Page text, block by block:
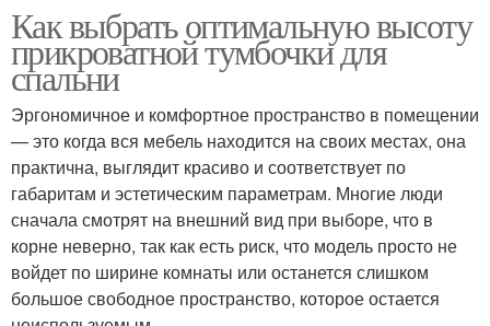
Как выбрать оптимальную высоту
прикроватной тумбочки для
спальни
Эргономичное и комфортное пространство в помещении
— это когда вся мебель находится на своих местах, она
практична, выглядит красиво и соответствует по
габаритам и эстетическим параметрам. Многие люди
сначала смотрят на внешний вид при выборе, что в
корне неверно, так как есть риск, что модель просто не
войдет по ширине комнаты или останется слишком
большое свободное пространство, которое остается